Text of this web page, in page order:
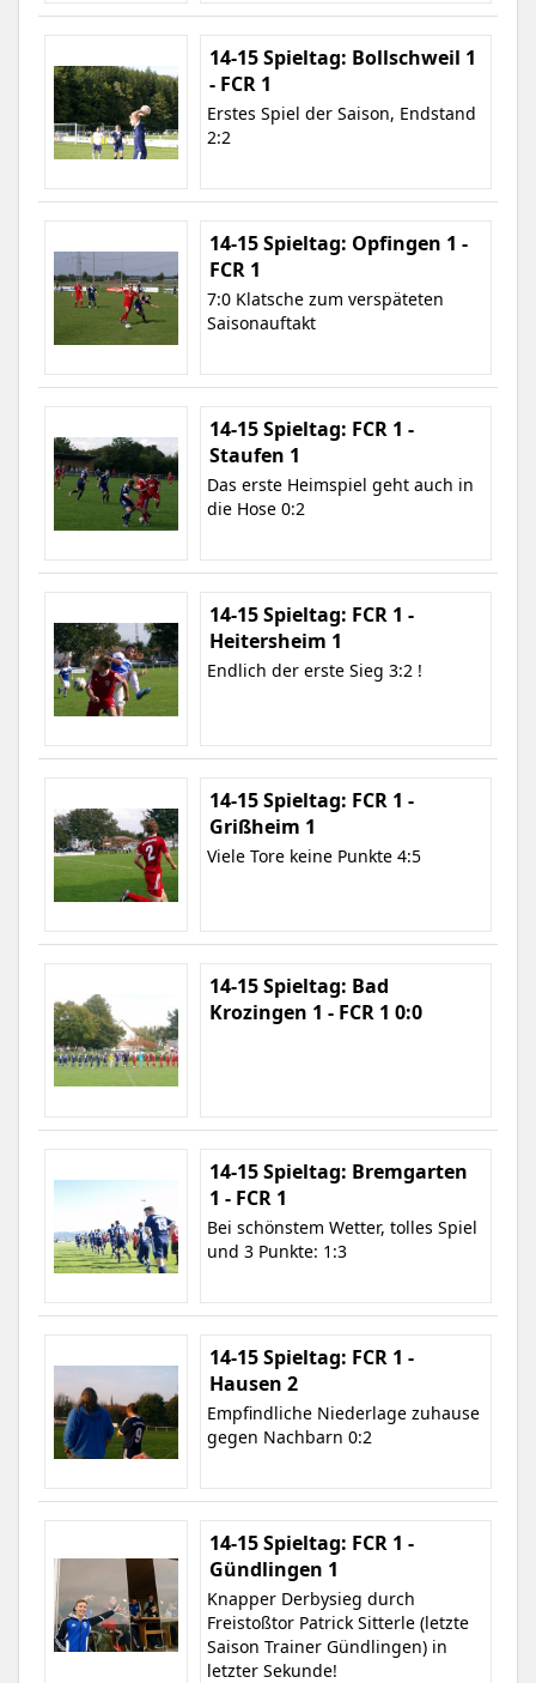
14-15 Spieltag: Bollschweil 1
- FCR 1
Erstes Spiel der Saison, Endstand
2:2
14-15 Spieltag: Opfingen 1 -
FCR 1
7:0 Klatsche zum verspäteten
Saisonauftakt
14-15 Spieltag: FCR 1 -
Staufen 1
Das erste Heimspiel geht auch in
die Hose 0:2
14-15 Spieltag: FCR 1 -
Heitersheim 1
Endlich der erste Sieg 3:2 !
14-15 Spieltag: FCR 1 -
Grißheim 1
Viele Tore keine Punkte 4:5
14-15 Spieltag: Bad
Krozingen 1 - FCR 1 0:0
14-15 Spieltag: Bremgarten
1 - FCR 1
Bei schönstem Wetter, tolles Spiel
und 3 Punkte: 1:3
14-15 Spieltag: FCR 1 -
Hausen 2
Empfindliche Niederlage zuhause
gegen Nachbarn 0:2
14-15 Spieltag: FCR 1 -
Gündlingen 1
Knapper Derbysieg durch
Freistoßtor Patrick Sitterle (letzte
Saison Trainer Gündlingen) in
letzter Sekunde!